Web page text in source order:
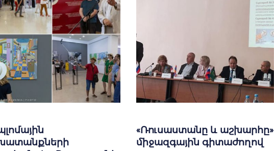
«Ռուսաստանը և աշխարհը»
միջազգային գիտաժողով